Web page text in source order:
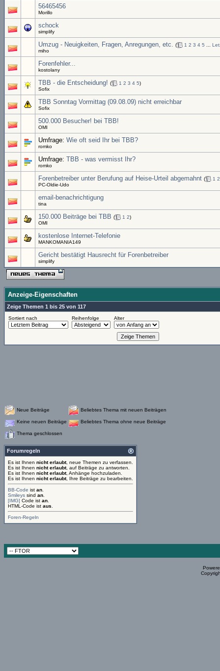
56465456
Morillo
schock
simplify
Umzug - Neuigkeiten, Fragen, Anregungen, etc. ( 1 2 3 4 5
miho
Forenfehler...
kostolany
TBB - die Entscheidung! ( 1 2 3 4 5)
Sofix
TBB Sonntag Vormittag (09.08.09) nicht erreichbar
Sofix
500.000 Besucher! bei TBB!
OMI
Umfrage: Wie oft seid Ihr bei TBB?
romko
Umfrage: TBB - was vermisst Ihr?
romko
Forenbetreiber unter Berufung auf Heise-Urteil abgemahnt ( 1 2
PC-Oldie-Udo
email-benachrichtigung
tina
150.000 Beiträge bei TBB ( 1 2)
OMI
kostenlose Internet-Telefonie
MANKOMANIA149
Gericht bestätigt Hausrecht für Forenbetreiber
simplify
Anzeige-Eigenschaften
Zeige Themen 1 bis 25 von 117
Sortiert nach Reihenfolge Alter
Neue Beiträge Beliebtes Thema mit neuen Beiträgen
Keine neuen Beiträge Beliebtes Thema ohne neue Beiträge
Thema geschlossen
Forumregeln
Es ist Ihnen nicht erlaubt, neue Themen zu verfassen.
Es ist Ihnen nicht erlaubt, auf Beiträge zu antworten.
Es ist Ihnen nicht erlaubt, Anhänge hochzuladen.
Es ist Ihnen nicht erlaubt, Ihre Beiträge zu bearbeiten.
BB-Code ist an
Smileys sind an
[IMG] Code ist an
HTML-Code ist aus
Foren-Regeln